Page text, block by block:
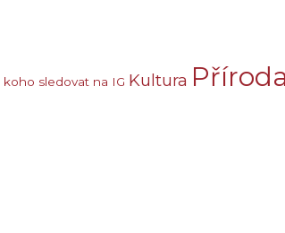
koho sledovat na IG Kultura Příroda